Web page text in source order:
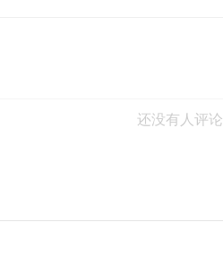
还没有人评